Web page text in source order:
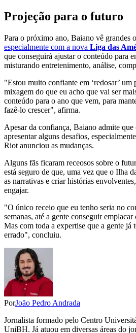
Projeção para o futuro
Para o próximo ano, Baiano vê grandes
especialmente com a nova Liga das
que conseguirá ajustar o conteúdo para
misturando entretenimento, análise,
"Estou muito confiante em ‘redosar’ um
mixagem do que eu acho que vai ser
conteúdo para o ano que vem, para
fazê-lo crescer", afirma.
Apesar da confiança, Baiano admite
apresentar alguns desafios,
Riot anunciou as mudanças.
Alguns fãs ficaram receosos sobre o
está seguro de que, uma vez que o Ilha
as narrativas e criar histórias
engajar.
"O único receio que eu tenho seria no
semanas, até a gente conseguir
Mas com toda a expertise que a gente já
errado", concluiu.
PorJoão Pedro Andrada
Jornalista formado pelo Centro
UniBH. Já atuou em diversas áreas do